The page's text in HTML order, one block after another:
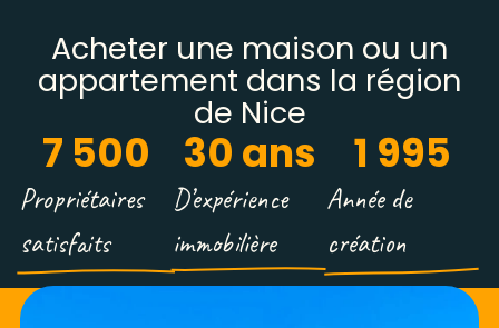
Acheter une maison ou un
appartement dans la région
de Nice
Propriétaires
satisfaits
7 500
D’expérience
immobilière
30 ans
Année de
création
1 995